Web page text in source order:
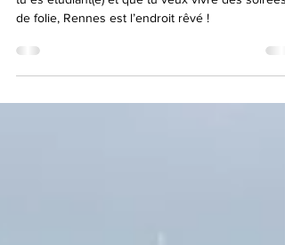
Prêt(e) à découvrir la vie nocturne de Rennes ? Si
tu es étudiant(e) et que tu veux vivre des soirées
de folie, Rennes est l’endroit rêvé !